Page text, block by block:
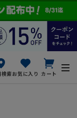
索お気に入り カート